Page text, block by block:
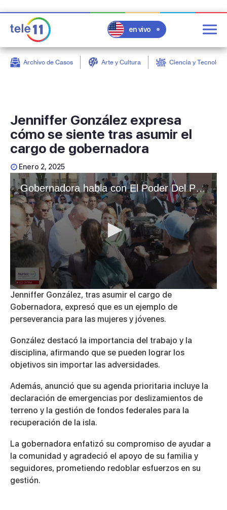
en vivo
Archivo de Casos Arte y Cultura Ciencia y
Jenniffer González expresa
cómo se siente tras asumir el
cargo de gobernadora
Enero 2, 2025
Gobernadora habla con El Poder Del Pueblo
0
of
3
minutes,
seconds
Jenniffer González, tras asumir el cargo de
Gobernadora, expresó que es un ejemplo de
perseverancia para las mujeres y jóvenes.
González destacó la importancia del trabajo y la
disciplina, afirmando que se pueden lograr los
objetivos sin importar las adversidades.
Además, anunció que su agenda prioritaria incluye la
declaración de emergencias por deslizamientos de
terreno y la gestión de fondos federales para la
recuperación de la isla.
La gobernadora enfatizó su compromiso de ayudar a
la comunidad y agradeció el apoyo de su familia y
seguidores, prometiendo redoblar esfuerzos en su
gestión.
post